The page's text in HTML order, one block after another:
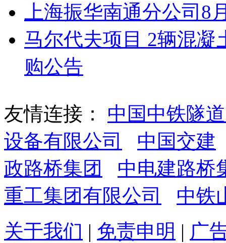
上海振华南通分公司8
马尔代夫项目 2辆混
购公告
友情连接： 中国中铁隧
设备有限公司
中国交建
政路桥集团
中电建路桥
重工集团有限公司
中铁
关于我们 | 免责申明 | 广